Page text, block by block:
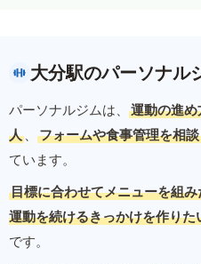
大分駅のパーソナル
パーソナルジムは、
運動の進
人 、 フォームや食事管理を相
ています。
目標に合わせてメニューを組み
運動を続けるきっかけを作りた
です。